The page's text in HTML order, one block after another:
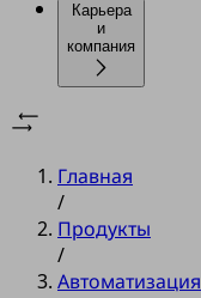
Карьера
и
компания
Главная
/
Продукты
/
Автоматизация